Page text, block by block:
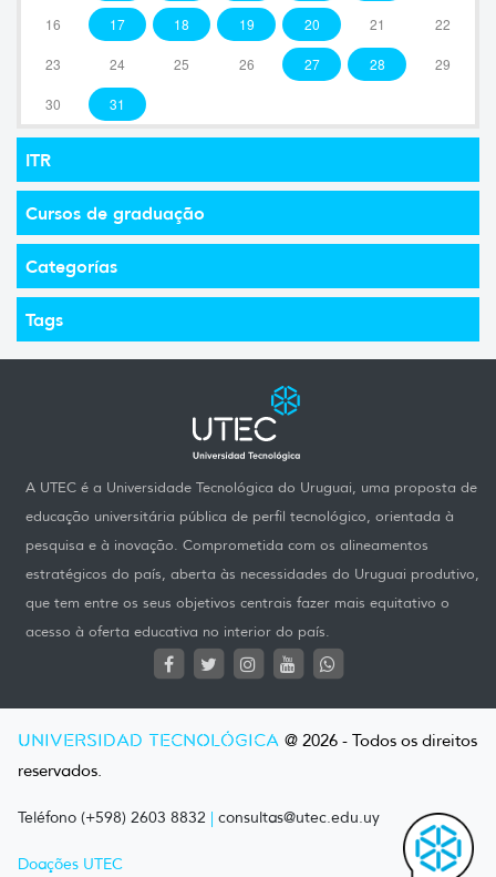
16 17 18 19 20 21 22
23 24 25 26 27 28 29
30 31
ITR
Cursos de graduação
Categorías
Tags
A UTEC é a Universidade Tecnológica do Uruguai, uma proposta de
educação universitária pública de perfil tecnológico, orientada à
pesquisa e à inovação. Comprometida com os alineamentos
estratégicos do país, aberta às necessidades do Uruguai produtivo,
que tem entre os seus objetivos centrais fazer mais equitativo o
acesso à oferta educativa no interior do país.
UNIVERSIDAD TECNOLÓGICA @ 2026 - Todos os direitos
reservados.
Teléfono (+598) 2603 8832 | consultas@utec.edu.uy
Doações UTEC